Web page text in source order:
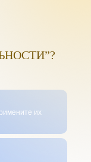
их